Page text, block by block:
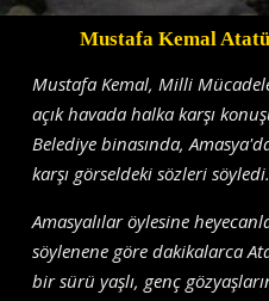
Mustafa Kemal
Mustafa Kemal, Milli
açık havada halka karşı
Belediye binasında,
karşı görseldeki sözleri söyledi.
Amasyalılar öylesine
söylenene göre dakikalarca
bir sürü yaşlı, genç